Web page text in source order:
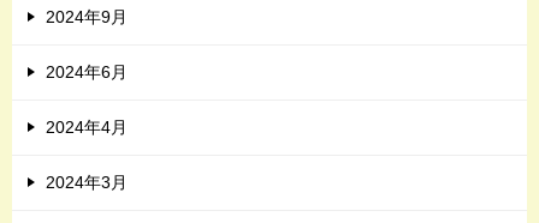
2024年9月
2024年6月
2024年4月
2024年3月